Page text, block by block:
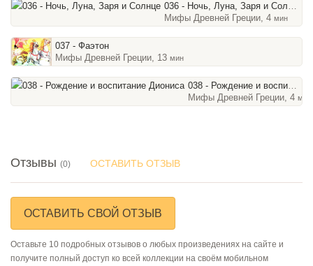
036 - Ночь, Луна, Заря и Солнце
Мифы Древней Греции, 4 мин
037 - Фаэтон
Мифы Древней Греции, 13 мин
038 - Рождение и воспитание Диониса
Мифы Древней Греции, 4 мин
Отзывы (0) ОСТАВИТЬ ОТЗЫВ
ОСТАВИТЬ СВОЙ ОТЗЫВ
Оставьте 10 подробных отзывов о любых произведениях на сайте и
получите полный доступ ко всей коллекции на своём мобильном